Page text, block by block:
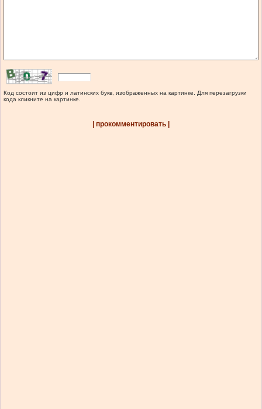
Код состоит из цифр и латинских букв, изображенных на картинке. Для перезагрузки
кода кликните на картинке.
| прокомментировать |